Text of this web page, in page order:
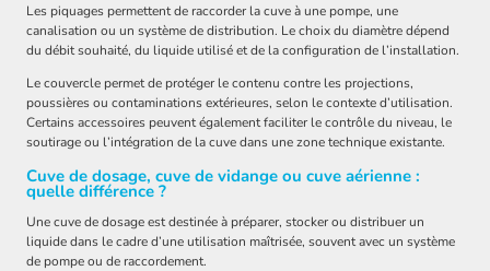
Les piquages permettent de raccorder la cuve à une pompe, une
canalisation ou un système de distribution. Le choix du diamètre dépend
du débit souhaité, du liquide utilisé et de la configuration de l’installation.
Le couvercle permet de protéger le contenu contre les projections,
poussières ou contaminations extérieures, selon le contexte d’utilisation.
Certains accessoires peuvent également faciliter le contrôle du niveau, le
soutirage ou l’intégration de la cuve dans une zone technique existante.
Cuve de dosage, cuve de vidange ou cuve aérienne :
quelle différence ?
Une cuve de dosage est destinée à préparer, stocker ou distribuer un
liquide dans le cadre d’une utilisation maîtrisée, souvent avec un système
de pompe ou de raccordement.